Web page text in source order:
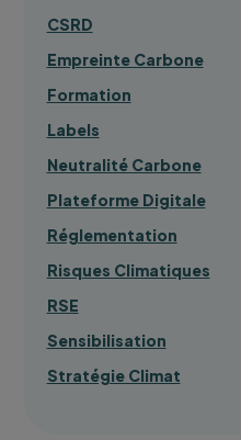
CSRD
Empreinte Carbone
Formation
Labels
Neutralité Carbone
Plateforme Digitale
Réglementation
Risques Climatiques
RSE
Sensibilisation
Stratégie Climat